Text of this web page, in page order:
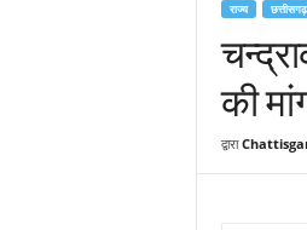
राज्य छत्तीसगढ़
की
द्वारा